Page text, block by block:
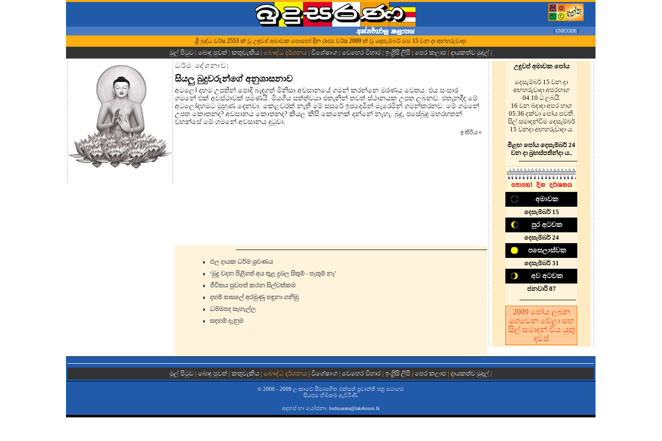
[UNICODE]
ශ්‍රී බුද්ධ වර්ෂ 2553 ක් වූ උඳුවප් අමාවක පොහෝ දින රාජ්‍ය වර්ෂ 2009 ක් වූ දෙසැම්බර් මස 15 වන දා අඟහරුවාදා
මුල් පිටුව | බොදු පුවත් | කතුවැකිය | බෞද්ධ දර්ශනය | විශේෂාංග | වෙහෙර විහාර | ඉංග්‍රිසි ලිපි | පෙර කලාප | දායකත්ව මුදල් |
ධර්ම දේශනාව:
සියලු බුදුවරුන්ගේ අනුශාසනාව
අටලෝ දහම උපතින් පොදි බැඳගත් මිනිසා අවසානයේ ගමන් කරන්නෙ මරණය වෙතය. එය සංසාර
ගමනේ එක් අවස්ථාවක් පමණයි. මියගිය සත්ත්වයා එතැනින් තවත් ස්ථානයක උපත ලබනව. එතැනදීද මේ
අටලෝදහමට මුහුණ දෙනවා. කෙළවරක් නැති මේ සසරේ ඉපදෙමින් මැරෙමින් ගමන්කරනව. මේ ගමනේ
උපත කොතනද? අවසානය කොතනද? කියල කිසි කෙනෙක් දන්නේ නැහැ. බුදු, පසේබුදු මහරහතන්
වහන්සේ මේ ගමනේ අවසානය දුටුවා.
ඉතිරිය»
උඳුවප් අමාවක පෝය
දෙසැම්බර් 15 වන දා
අඟහරුවාදා අපරභාග
04.10 ට ලබයි.
16 වන බදාදා අපර භාග
05.36 දක්වා පෝය පවතී.
සිල් සමාදන්වීම දෙසැම්බර්
15 වනදා අඟහරුවාදා ය.
මීළඟ පෝය දෙසැම්බර් 24
වන දා බ්‍රහස්පතින්දා ය..
අමාවක
දෙසැම්බර් 15
පුර අටවක
දෙසැම්බර් 24
පසෙලාස්වක
දෙසැම්බර් 31
අව අටවක
ජනවාරි 07
2009 පෝය ලබන
ගෙවෙන වේලා සහ
සිල් සමාදන් විය යුතු
දවස
ඵල දායක ධර්ම ශ්‍රවණය
‘බුදු වදන පිළිගත් අය තුළ දුබල සිතුම් - පැතුම් නෑ’
ජීවිතය සුවපත් කරන සිල්වත්කම
දහම් පාසලේ අරමුණු හඳුනා ගනිමු
ධම්මපද සැහැල්ල
සදහම් දැනුම
මුල් පිටුව | බොදු පුවත් | කතුවැකිය | බෞද්ධ දර්ශනය | විශේෂාංග | වෙහෙර විහාර | ඉංග්‍රිසි ලිපි | පෙර කලාප | දායකත්ව මුදල් |
© 2000 - 2009 ලංකාවේ සීමාසහිත එක්සත් ප‍්‍රවෘත්ති පත්‍ර සමාගම
සියළුම හිමිකම් ඇවිරිණි.
අදහස් හා යෝජනා: budusarana@lakehouse.lk